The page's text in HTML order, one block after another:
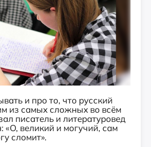
и про то, что русский
из самых сложных во всём
писатель и литературовед
«О, великий и могучий, сам
сломит».